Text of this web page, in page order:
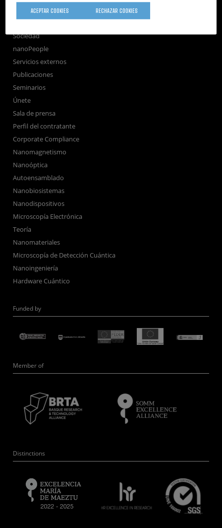
Transferencia
Sociedad
nanoPeople
Servicios externos
Publicaciones
Seminarios
Únete
Sala de prensa
Perfil del contratante
Corporate Compliance
Nanomagnetismo
Nanoóptica
Autoensamblado
Nanobiosistemas
Nanodispositivos
Microscopía Electrónica
Teoría
Nanomateriales
Microscopía de Detección Cuántica
Nanoingeniería
Hardware Cuántico
Funded by
Member of
Distinctions
RECHAZAR COOKIES
ACEPTAR COOKIES